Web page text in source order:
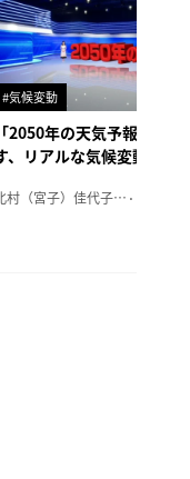
#気候変動
「2050年の天気予報 Ver.2
、リアルな気候変動の影
北村（宮子）佳代子（オルタナ輪番編集長）